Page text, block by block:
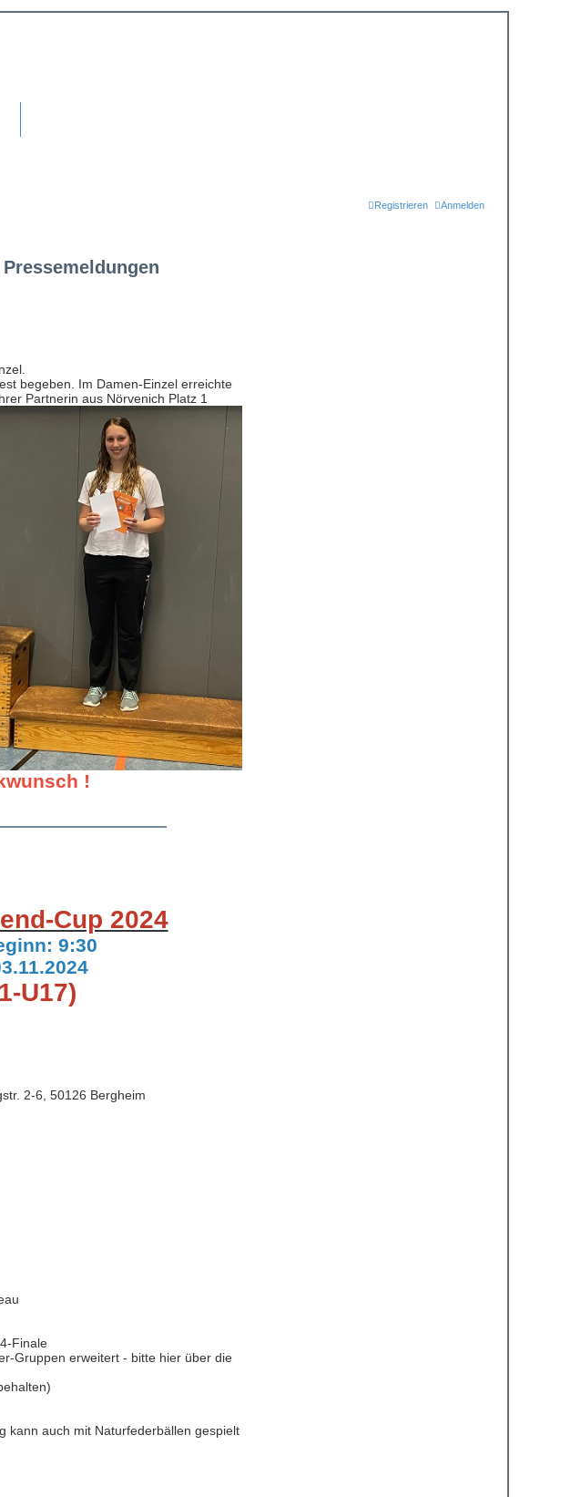
Anmelden
Registrieren
begeben. Im Damen-Einzel erreichte
Partnerin aus Nörvenich Platz 1
!
Cup 2024
9:30
U17)
2-6, 50126 Bergheim
Finale
Gruppen erweitert - bitte hier über die
kann auch mit Naturfederbällen gespielt